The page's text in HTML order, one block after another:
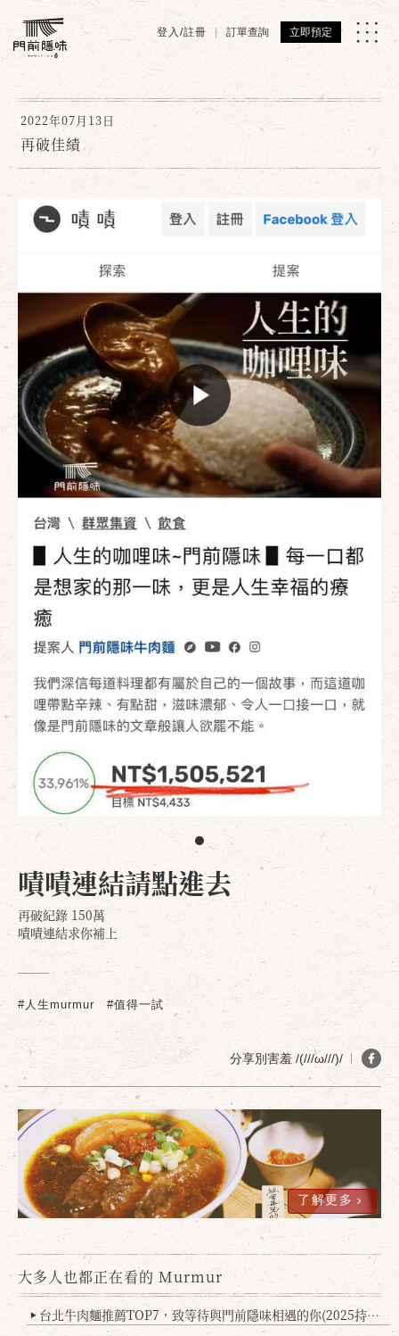
登入/註冊 訂單查詢 立即預定
2022年07月13日
再破佳績
嘖嘖連結請點進去
再破紀錄 150萬
嘖嘖連結求你補上
#人生murmur #值得一試
分享別害羞 /(///ω///)/
了解更多
大多人也都正在看的 Murmur
▶ 台北牛肉麵推薦TOP7，致等待與門前隱味相遇的你(2025持續更新
確定 取消